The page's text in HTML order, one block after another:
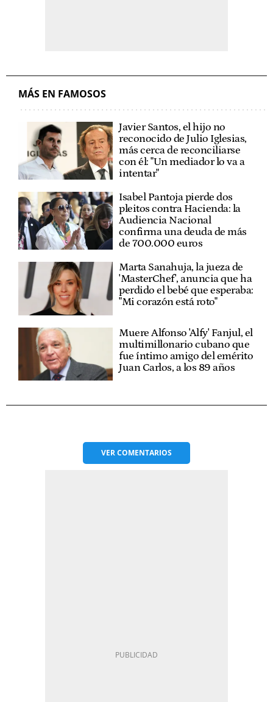
MÁS EN FAMOSOS
Javier Santos, el hijo no
reconocido de Julio Iglesias,
más cerca de reconciliarse
con él: "Un mediador lo va a
intentar"
Isabel Pantoja pierde dos
pleitos contra Hacienda: la
Audiencia Nacional
confirma una deuda de más
de 700.000 euros
Marta Sanahuja, la jueza de
'MasterChef', anuncia que ha
perdido el bebé que esperaba:
"Mi corazón está roto"
Muere Alfonso 'Alfy' Fanjul, el
multimillonario cubano que
fue íntimo amigo del emérito
Juan Carlos, a los 89 años
VERCOMENTARIOS